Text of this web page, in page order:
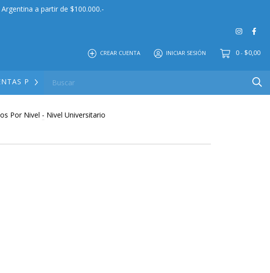
a partir de $100.000.-
CREAR CUENTA INICIAR SESIÓN 0 - $0,00
POR MAYOR
Por Nivel - Nivel Universitario